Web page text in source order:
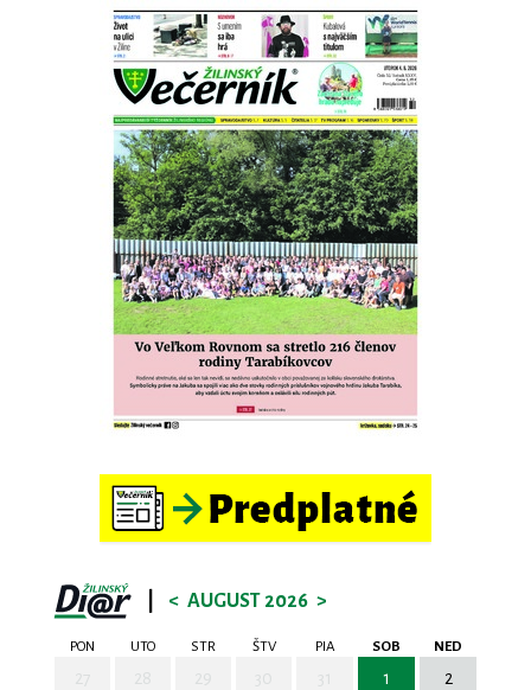
< AUGUST 2026 >
PON UTO STR ŠTV PIA SOB NED
1 2